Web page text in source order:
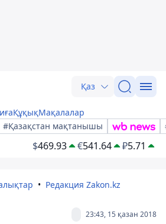
Қаз
ҚұқықМақалалар
#Қазақстан мақтанышы
$469.93 €541.64 ₽5.71
Редакция Zakon.kz
23:43, 15 қазан 2018